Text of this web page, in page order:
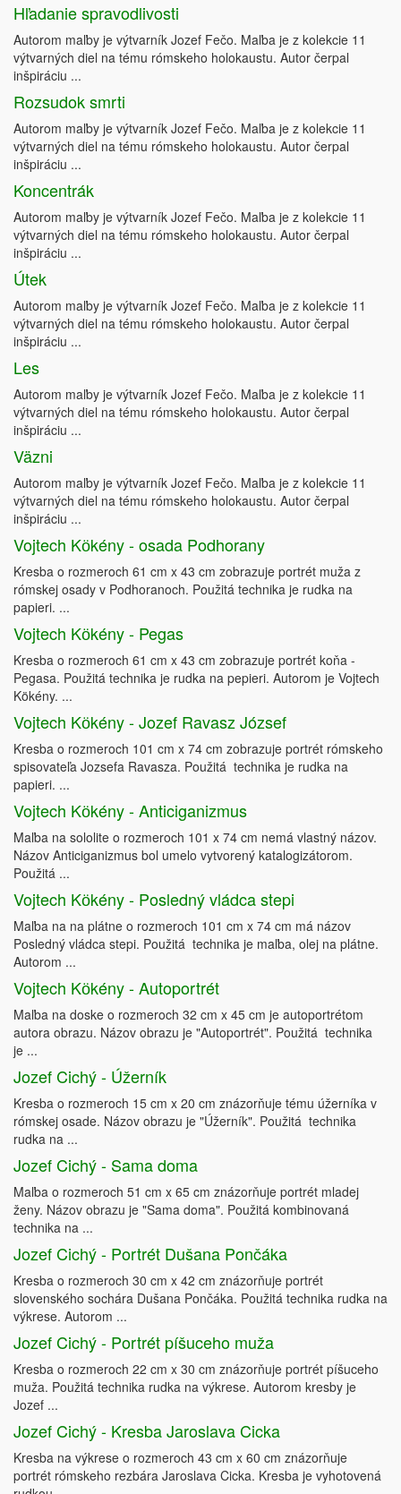
Hľadanie spravodlivosti
Autorom maľby je výtvarník Jozef Fečo. Maľba je z kolekcie 11
výtvarných diel na tému rómskeho holokaustu. Autor čerpal
inšpiráciu ...
Rozsudok smrti
Autorom maľby je výtvarník Jozef Fečo. Maľba je z kolekcie 11
výtvarných diel na tému rómskeho holokaustu. Autor čerpal
inšpiráciu ...
Koncentrák
Autorom maľby je výtvarník Jozef Fečo. Maľba je z kolekcie 11
výtvarných diel na tému rómskeho holokaustu. Autor čerpal
inšpiráciu ...
Útek
Autorom maľby je výtvarník Jozef Fečo. Maľba je z kolekcie 11
výtvarných diel na tému rómskeho holokaustu. Autor čerpal
inšpiráciu ...
Les
Autorom maľby je výtvarník Jozef Fečo. Maľba je z kolekcie 11
výtvarných diel na tému rómskeho holokaustu. Autor čerpal
inšpiráciu ...
Väzni
Autorom maľby je výtvarník Jozef Fečo. Maľba je z kolekcie 11
výtvarných diel na tému rómskeho holokaustu. Autor čerpal
inšpiráciu ...
Vojtech Kӧkény - osada Podhorany
Kresba o rozmeroch 61 cm x 43 cm zobrazuje portrét muža z
rómskej osady v Podhoranoch. Použitá technika je rudka na
papieri. ...
Vojtech Kӧkény - Pegas
Kresba o rozmeroch 61 cm x 43 cm zobrazuje portrét koňa -
Pegasa. Použitá technika je rudka na pepieri. Autorom je Vojtech
Kökény. ...
Vojtech Kӧkény - Jozef Ravasz József
Kresba o rozmeroch 101 cm x 74 cm zobrazuje portrét rómskeho
spisovateľa Jozsefa Ravasza. Použitá technika je rudka na
papieri. ...
Vojtech Kӧkény - Anticiganizmus
Maľba na sololite o rozmeroch 101 x 74 cm nemá vlastný názov.
Názov Anticiganizmus bol umelo vytvorený katalogizátorom.
Použitá ...
Vojtech Kӧkény - Posledný vládca stepi
Maľba na na plátne o rozmeroch 101 cm x 74 cm má názov
Posledný vládca stepi. Použitá technika je maľba, olej na plátne.
Autorom ...
Vojtech Kӧkény - Autoportrét
Maľba na doske o rozmeroch 32 cm x 45 cm je autoportrétom
autora obrazu. Názov obrazu je "Autoportrét". Použitá technika
je ...
Jozef Cichý - Úžerník
Kresba o rozmeroch 15 cm x 20 cm znázorňuje tému úžerníka v
rómskej osade. Názov obrazu je "Úžerník". Použitá technika
rudka na ...
Jozef Cichý - Sama doma
Maľba o rozmeroch 51 cm x 65 cm znázorňuje portrét mladej
ženy. Názov obrazu je "Sama doma". Použitá kombinovaná
technika na ...
Jozef Cichý - Portrét Dušana Pončáka
Kresba o rozmeroch 30 cm x 42 cm znázorňuje portrét
slovenského sochára Dušana Pončáka. Použitá technika rudka na
výkrese. Autorom ...
Jozef Cichý - Portrét píšuceho muža
Kresba o rozmeroch 22 cm x 30 cm znázorňuje portrét píšuceho
muža. Použitá technika rudka na výkrese. Autorom kresby je
Jozef ...
Jozef Cichý - Kresba Jaroslava Cicka
Kresba na výkrese o rozmeroch 43 cm x 60 cm znázorňuje
portrét rómskeho rezbára Jaroslava Cicka. Kresba je vyhotovená